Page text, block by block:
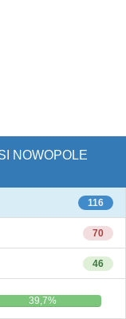
NOWOPOLE
116
70
46
39,7%